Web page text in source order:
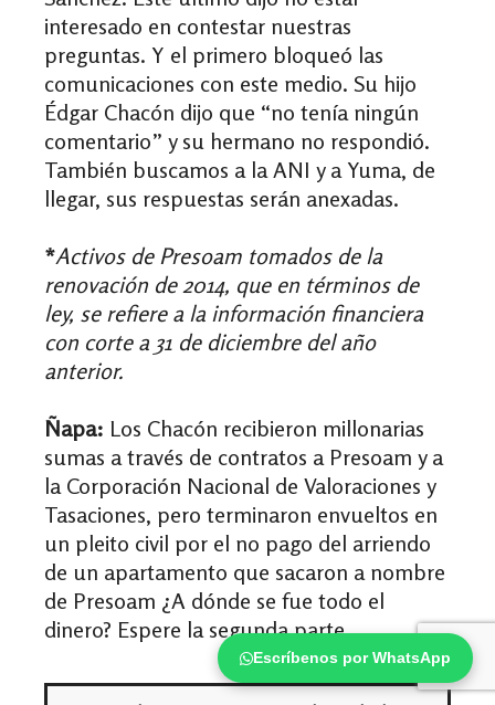
Escríbenos por WhatsApp
interesado en contestar nuestras
preguntas. Y el primero bloqueó las
comunicaciones con este medio. Su hijo
Édgar Chacón dijo que “no tenía ningún
comentario” y su hermano no respondió.
También buscamos a la ANI y a Yuma, de
llegar, sus respuestas serán anexadas.
*Activos de Presoam tomados de la
renovación de 2014, que en términos de
ley, se refiere a la información financiera
con corte a 31 de diciembre del año
anterior.
Ñapa: Los Chacón recibieron millonarias
sumas a través de contratos a Presoam y a
la Corporación Nacional de Valoraciones y
Tasaciones, pero terminaron envueltos en
un pleito civil por el no pago del arriendo
de un apartamento que sacaron a nombre
de Presoam ¿A dónde se fue todo el
dinero? Espere la segunda parte.